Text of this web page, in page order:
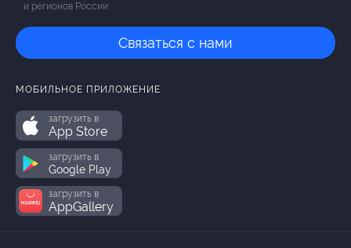
и регионов России
Связаться с нами
МОБИЛЬНОЕ ПРИЛОЖЕНИЕ
загрузить в
App Store
загрузить в
Google Play
загрузить в
AppGallery